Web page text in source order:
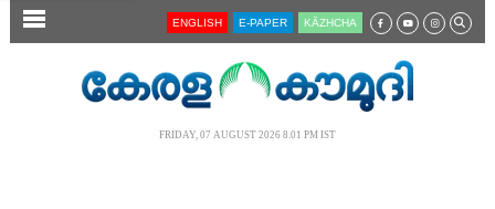
SECTIONS ENGLISH E-PAPER KĀZHCHA
FRIDAY, 07 AUGUST 2026 8.01 PM IST